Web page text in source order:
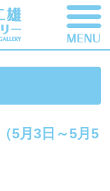
5月3日～5月5